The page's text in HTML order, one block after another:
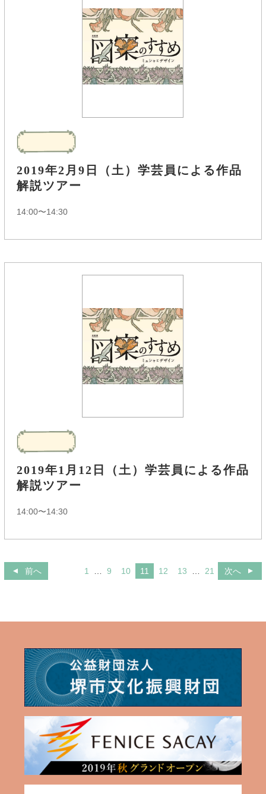
2019年2月9日（土）学芸員による作品
解説ツアー
14:00〜14:30
2019年1月12日（土）学芸員による作品
解説ツアー
14:00〜14:30
前へ 1 9 10 11 12 13 21 次へ